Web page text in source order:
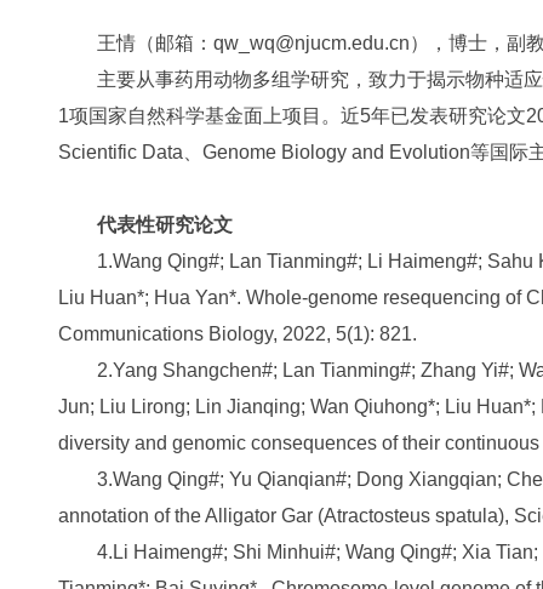
王情（邮箱：qw_wq@njucm.edu.cn），博士，副教
主要从事药用动物多组学研究，致力于揭示物种适
1项国家自然科学基金面上项目。近5年已发表研究论文
Scientific Data、Genome Biology and Evolution等国际
代表性研究论文
1.Wang Qing#; Lan Tianming#; Li Haimeng#;
Liu Huan*; Hua Yan*. Whole-genome resequencing of
Communications Biology, 2022, 5(1): 821.
2.Yang Shangchen#; Lan Tianming#; Zhang Yi#;
Jun; Liu Lirong; Lin Jianqing; Wan Qiuhong*; Liu
diversity and genomic consequences of their
3.Wang Qing#; Yu Qianqian#; Dong Xiangqian;
annotation of the Alligator Gar (Atractosteus spatula),
4.Li Haimeng#; Shi Minhui#; Wang Qing#; Xia